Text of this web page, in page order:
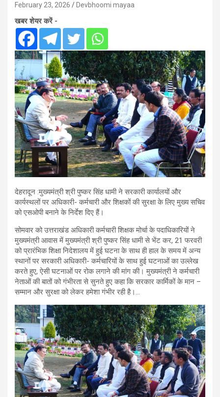
February 23, 2026 Devbhoomi mayaa
खबर शेयर करें -
देहरादून :मुख्यमंत्री श्री पुष्कर सिंह धामी ने सरकारी कार्यालयों और
कार्यस्थलों पर अधिकारी- कर्मचारी और शिक्षकों की सुरक्षा के लिए मुख्य सचिव
को एसओपी बनाने के निर्देश दिए हैं।
सोमवार को उत्तराखंड अधिकारी कर्मचारी शिक्षक मोर्चा के पदाधिकारियों ने
मुख्यमंत्री आवास में मुख्यमंत्री श्री पुष्कर सिंह धामी से भेंट कर, 21 फरवरी
को प्रारंभिक शिक्षा निदेशालय में हुई घटना के साथ ही हाल के समय में अन्य
स्थानों पर सरकारी अधिकारी- कर्मचारियों के साथ हुई घटनाओं का उल्लेख
करते हुए, ऐसी घटनाओं पर रोक लगाने की मांग की। मुख्यमंत्री ने कर्मचारी
नेताओं की बातों को गंभीरता से सुनते हुए कहा कि सरकार कार्मिकों के मान –
सम्मान और सुरक्षा को लेकर हमेशा गंभीर रही है।…